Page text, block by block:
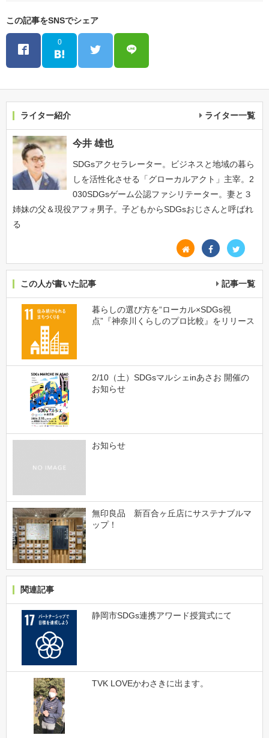
この記事をSNSでシェア
0
ライター紹介 ライター一覧
今井 雄也
SDGsアクセラレーター。ビジネスと地域の暮ら
しを活性化させる「グローカルアクト」主宰。2
030SDGsゲーム公認ファシリテーター。妻と３
姉妹の父＆現役アフォ男子。子どもからSDGsおじさんと呼ばれ
る
この人が書いた記事 記事一覧
暮らしの選び方を“ローカル×SDGs視
点”『神奈川くらしのプロ比較』をリリース
2/10（土）SDGsマルシェinあさお 開催の
お知らせ
お知らせ
無印良品 新百合ヶ丘店にサステナブルマ
ップ！
関連記事
静岡市SDGs連携アワード授賞式にて
TVK LOVEかわさきに出ます。